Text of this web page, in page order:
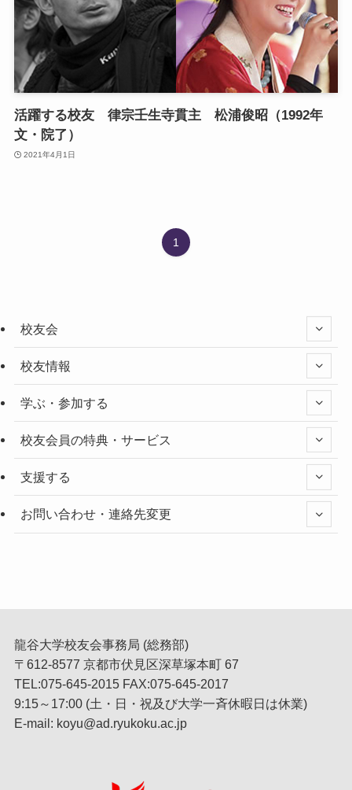
活躍する校友 律宗壬生寺貫主 松浦俊昭（1992年
文・院了）
2021年4月1日
1
校友会
校友情報
学ぶ・参加する
校友会員の特典・サービス
支援する
お問い合わせ・連絡先変更
龍谷大学校友会事務局 (総務部)
〒612-8577 京都市伏見区深草塚本町 67
TEL:075-645-2015 FAX:075-645-2017
9:15～17:00 (土・日・祝及び大学一斉休暇日は休業)
E-mail: koyu@ad.ryukoku.ac.jp